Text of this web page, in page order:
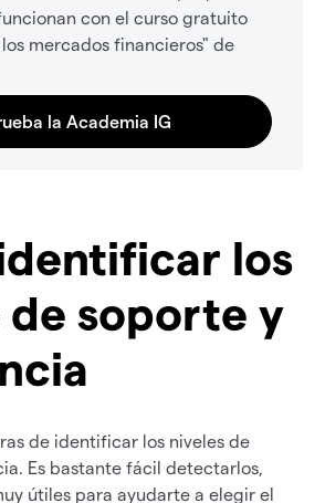
con el curso gratuito
mercados financieros" de
los
de soporte y
de identificar los niveles de
Es bastante fácil detectarlos,
útiles para ayudarte a elegir el